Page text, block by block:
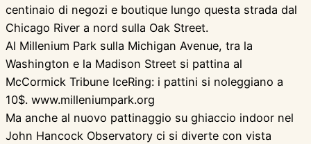
centinaio di negozi e boutique lungo questa strada dal
Chicago River a nord sulla Oak Street.
Al Millenium Park sulla Michigan Avenue, tra la
Washington e la Madison Street si pattina al
McCormick Tribune IceRing: i pattini si noleggiano a
10$. www.milleniumpark.org
Ma anche al nuovo pattinaggio su ghiaccio indoor nel
John Hancock Observatory ci si diverte con vista